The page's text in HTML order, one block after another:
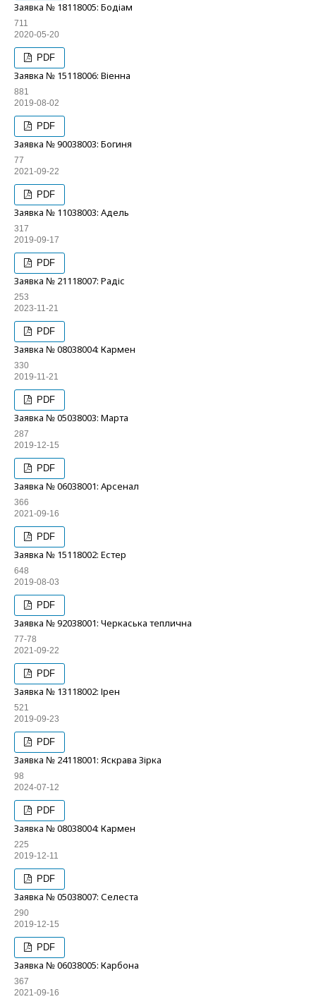
Заявка № 18118005: Бодіам
711
2020-05-20
PDF
Заявка № 15118006: Віенна
881
2019-08-02
PDF
Заявка № 90038003: Богиня
77
2021-09-22
PDF
Заявка № 11038003: Адель
317
2019-09-17
PDF
Заявка № 21118007: Радіс
253
2023-11-21
PDF
Заявка № 08038004: Кармен
330
2019-11-21
PDF
Заявка № 05038003: Марта
287
2019-12-15
PDF
Заявка № 06038001: Арсенал
366
2021-09-16
PDF
Заявка № 15118002: Естер
648
2019-08-03
PDF
Заявка № 92038001: Черкаська теплична
77-78
2021-09-22
PDF
Заявка № 13118002: Ірен
521
2019-09-23
PDF
Заявка № 24118001: Яскрава Зірка
98
2024-07-12
PDF
Заявка № 08038004: Кармен
225
2019-12-11
PDF
Заявка № 05038007: Селеста
290
2019-12-15
PDF
Заявка № 06038005: Карбона
367
2021-09-16